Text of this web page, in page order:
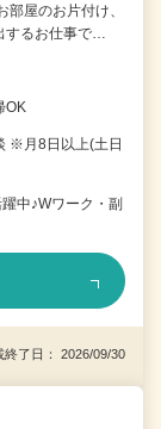
屋のお片付け、
するお仕事で…
OK
※月8日以上(土日
中♪Wワーク・副
了日： 2026/09/30